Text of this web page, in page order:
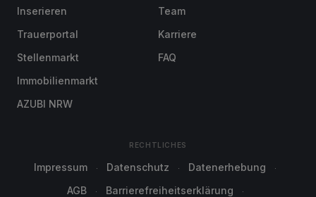
Inserieren
Trauerportal
Stellenmarkt
Immobilienmarkt
AZUBI NRW
Team
Karriere
FAQ
RECHTLICHES
Impressum Datenschutz
Datenerhebung
AGB
Barrierefreiheitserklärung